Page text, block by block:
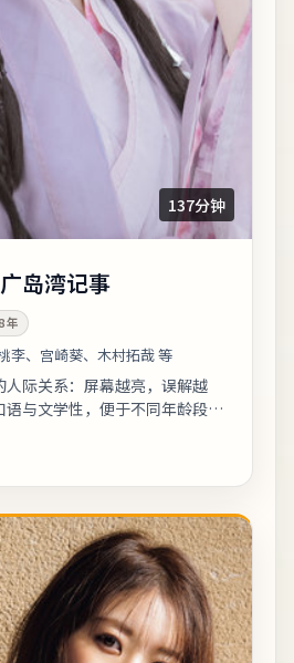
137分钟
岛湾记事
年
李、宫崎葵、木村拓哉 等
际关系：屏幕越亮，误解越
语与文学性，便于不同年龄段观
航线——广岛湾记事》...